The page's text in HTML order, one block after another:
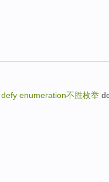
defy enumeration不胜枚举